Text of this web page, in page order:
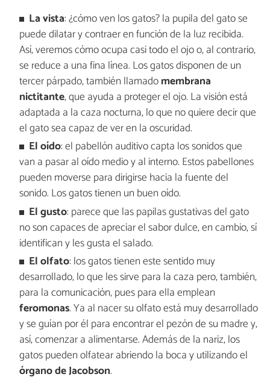
La vista: ¿cómo ven los gatos? la pupila del gato se
puede dilatar y contraer en función de la luz recibida.
Así, veremos cómo ocupa casi todo el ojo o, al contrario,
se reduce a una fina línea. Los gatos disponen de un
tercer párpado, también llamadomembrana
nictitante, que ayuda a proteger el ojo. La visión está
adaptada a la caza nocturna, lo que no quiere decir que
el gato sea capaz de ver en la oscuridad.
El oído: el pabellón auditivo capta los sonidos que
van a pasar al oído medio y al interno. Estos pabellones
pueden moverse para dirigirse hacia la fuente del
sonido. Los gatos tienen un buen oído.
El gusto: parece que las papilas gustativas del gato
no son capaces de apreciar el sabor dulce, en cambio, sí
identifican y les gusta el salado.
El olfato: los gatos tienen este sentido muy
desarrollado, lo que les sirve para la caza pero, también,
para la comunicación, pues para ella emplean
feromonas. Ya al nacer su olfato está muy desarrollado
y se guían por él para encontrar el pezón de su madre y,
así, comenzar a alimentarse. Además de la nariz, los
gatos pueden olfatear abriendo la boca y utilizando el
órgano de Jacobson.